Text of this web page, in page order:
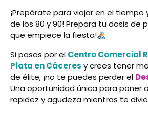
¡Prepárate para viajar en el tiempo
de los 80 y 90! Prepara tu dosis de
que empiece la fiesta!
Si pasas por el Centro Comercial
Plata en Cáceres y crees tener
de élite, ¡no te puedes perder el
Una oportunidad única para poner
rapidez y agudeza mientras te